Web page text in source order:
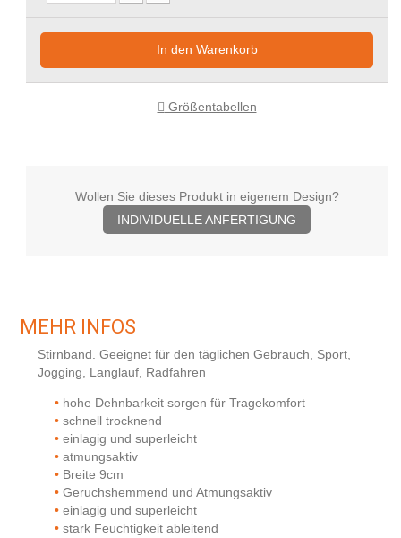
In den Warenkorb
Größentabellen
Wollen Sie dieses Produkt in eigenem Design?
INDIVIDUELLE ANFERTIGUNG
MEHR INFOS
Stirnband. Geeignet für den täglichen Gebrauch, Sport,
Jogging, Langlauf, Radfahren
hohe Dehnbarkeit sorgen für Tragekomfort
schnell trocknend
einlagig und superleicht
atmungsaktiv
Breite 9cm
Geruchshemmend und Atmungsaktiv
einlagig und superleicht
stark Feuchtigkeit ableitend